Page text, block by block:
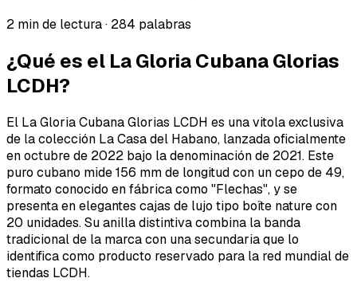
2 min de lectura · 284 palabras
¿Qué es el La Gloria Cubana Glorias
LCDH?
El La Gloria Cubana Glorias LCDH es una vitola exclusiva
de la colección La Casa del Habano, lanzada oficialmente
en octubre de 2022 bajo la denominación de 2021. Este
puro cubano mide 156 mm de longitud con un cepo de 49,
formato conocido en fábrica como "Flechas", y se
presenta en elegantes cajas de lujo tipo boîte nature con
20 unidades. Su anilla distintiva combina la banda
tradicional de la marca con una secundaria que lo
identifica como producto reservado para la red mundial de
tiendas LCDH.